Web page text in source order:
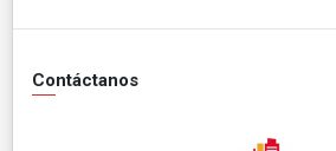
Contáctanos